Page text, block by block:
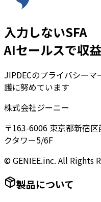
入力しないSFA
AIセールスで収
JIPDECのプライバシー
護に努めています
株式会社ジーニー
〒163-6006 東京都新宿
クタワー5/6F
© GENIEE.inc. All Rights
製品について